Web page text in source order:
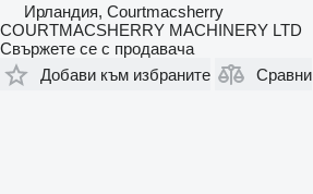
Ирландия, Courtmacsherry
COURTMACSHERRY MACHINERY LTD
Свържете се с продавача
Добави към избраните
Сравни